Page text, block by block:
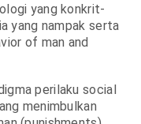
yang konkrit-
yang nampak serta
of man and
perilaku social
menimbulkan